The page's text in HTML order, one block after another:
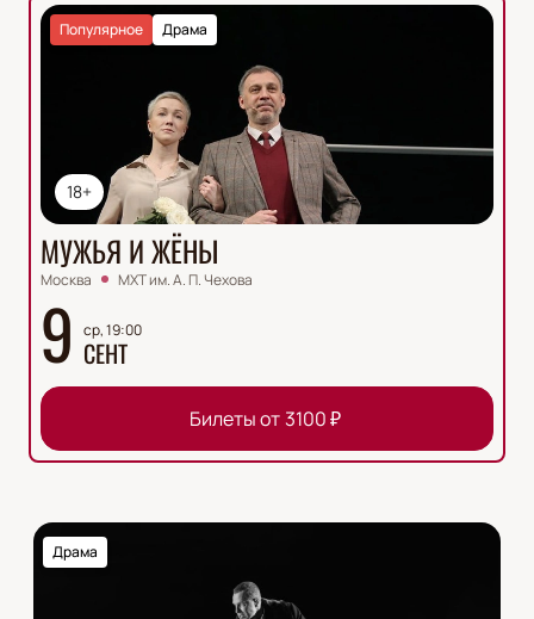
18+
Драма
Популярное
МУЖЬЯ И ЖЁНЫ
Москва МХТ им. А. П. Чехова
9 ср, 19:00
СЕНТ
Билеты от 3100₽
Драма